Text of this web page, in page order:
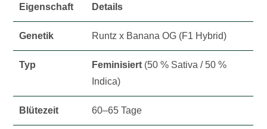
Eigenschaft Details
Genetik Runtz x Banana OG (F1 Hybrid)
Typ Feminisiert (50 % Sativa / 50 %
Indica)
Blütezeit 60–65 Tage